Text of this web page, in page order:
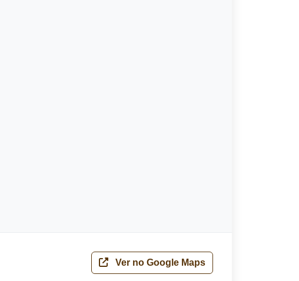
Ver no Google Maps